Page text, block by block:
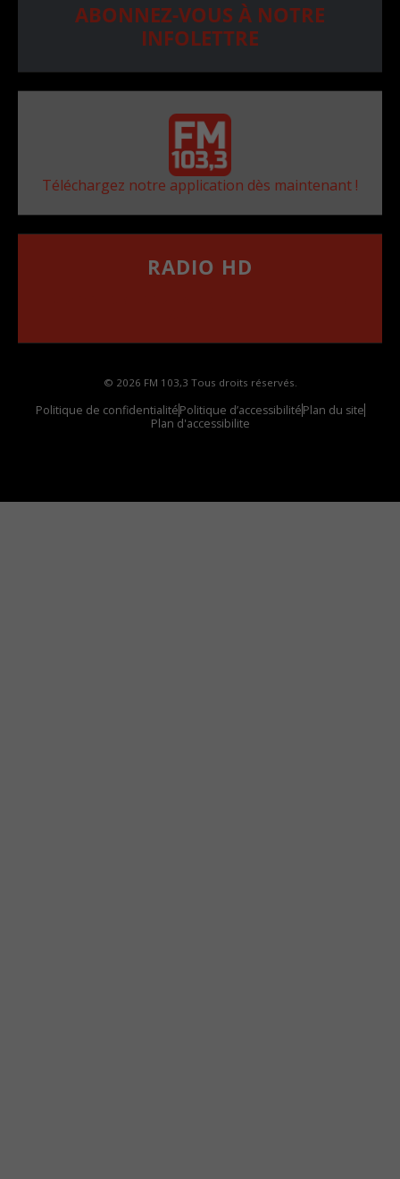
ABONNEZ-VOUS À NOTRE
INFOLETTRE
Téléchargez notre application dès maintenant !
RADIO HD
© 2026 FM 103,3 Tous droits réservés.
Politique de confidentialitéPolitique d’accessibilitéPlan du site
Plan d'accessibilite